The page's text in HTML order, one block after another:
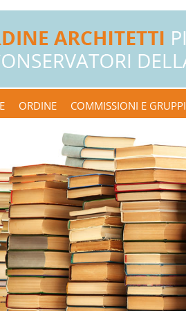
ORDINE COMMISSIONI E GRUPPI